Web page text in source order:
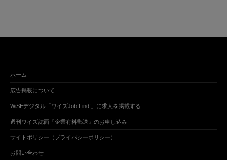
ホーム
広告掲載について
WiSEデジタル「ワイズJob Find!」に求人を掲載する
週刊ワイズ誌面『企業有料郵送』のお申し込み
サイトポリシー（プライバシーポリシー）
お問い合わせ